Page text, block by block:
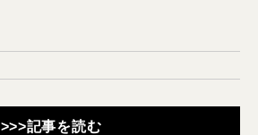
>>>記事を読む